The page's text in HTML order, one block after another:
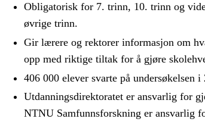
Obligatorisk for 7. trinn, 10. trinn og
øvrige trinn.
Gir lærere og rektorer informasjon om
opp med riktige tiltak for å gjøre
406 000 elever svarte på undersøkelsen i
Utdanningsdirektoratet er ansvarlig for
NTNU Samfunnsforskning er ansvarlig